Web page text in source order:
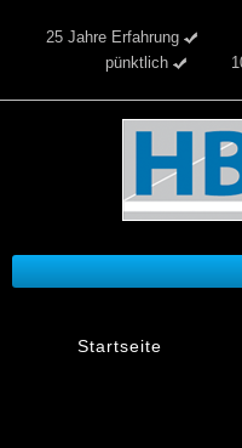
25 Jahre Erfahrung
pünktlich
Startseite